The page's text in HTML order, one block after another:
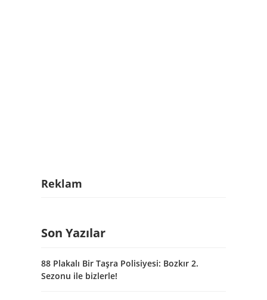
Reklam
Son Yazılar
88 Plakalı Bir Taşra Polisiyesi: Bozkır 2.
Sezonu ile bizlerle!